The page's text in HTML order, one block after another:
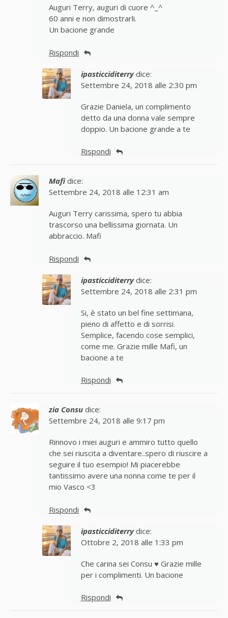
Auguri Terry, auguri di cuore ^_^
60 anni e non dimostrarli.
Un bacione grande
Rispondi
ipasticciditerry dice:
Settembre 24, 2018 alle 2:30 pm
Grazie Daniela, un complimento
detto da una donna vale sempre
doppio. Un bacione grande a te
Rispondi
Mafi dice:
Settembre 24, 2018 alle 12:31 am
Auguri Terry carissima, spero tu abbia
trascorso una bellissima giornata. Un
abbraccio. Mafi
Rispondi
ipasticciditerry dice:
Settembre 24, 2018 alle 2:31 pm
Si, è stato un bel fine settimana,
pieno di affetto e di sorrisi.
Semplice, facendo cose semplici,
come me. Grazie mille Mafi, un
bacione a te
Rispondi
zia Consu dice:
Settembre 24, 2018 alle 9:17 pm
Rinnovo i miei auguri e ammiro tutto quello
che sei riuscita a diventare..spero di riuscire a
seguire il tuo esempio! Mi piacerebbe
tantissimo avere una nonna come te per il
mio Vasco <3
Rispondi
ipasticciditerry dice:
Ottobre 2, 2018 alle 1:33 pm
Che carina sei Consu ♥ Grazie mille
per i complimenti. Un bacione
Rispondi